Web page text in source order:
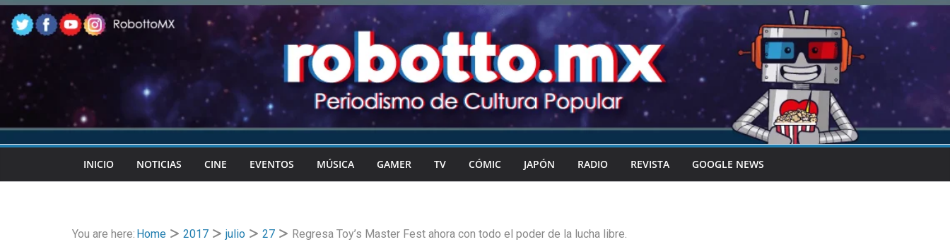
Skip
to
content
INICIO NOTICIAS CINE EVENTOS MÚSICA GAMER TV CÓMIC JAPÓN RADIO REVISTA GOOGLE NEWS
You are here: Home 2017 julio 27 Regresa Toy’s Master Fest ahora con todo el poder de la lucha libre.